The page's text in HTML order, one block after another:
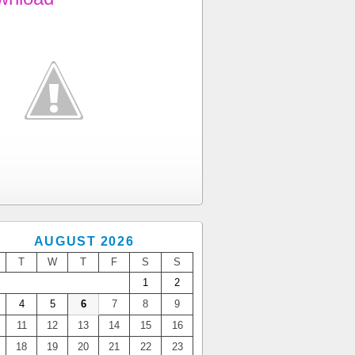
AUGUST 2026
T W T F S
S
1
2
4 5 6 7 8
9
11 12 13 14 15
16
18 19 20 21 22
23